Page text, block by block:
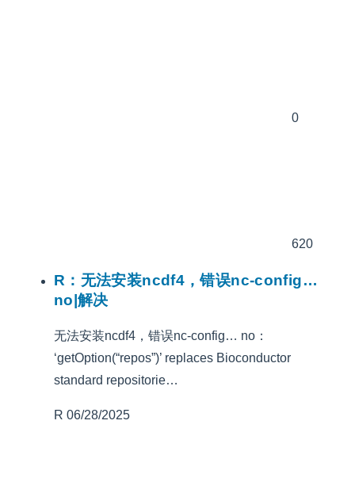
0
620
R：无法安装ncdf4，错误nc-config…
no|解决
无法安装ncdf4，错误nc-config… no：
‘getOption(“repos”)’ replaces Bioconductor
standard repositorie…
R 06/28/2025